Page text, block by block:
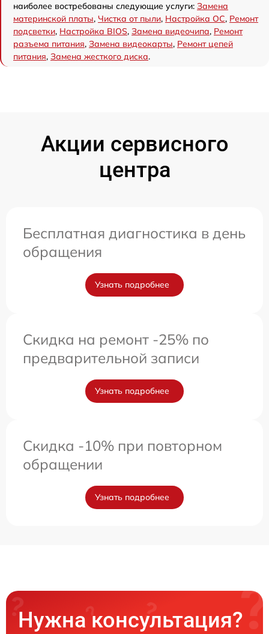
наиболее востребованы следующие услуги: Замена
материнской платы, Чистка от пыли, Настройка ОС, Ремонт
подсветки, Настройка BIOS, Замена видеочипа, Ремонт
разъема питания, Замена видеокарты, Ремонт цепей
питания, Замена жесткого диска.
Акции сервисного
центра
Бесплатная диагностика в день
обращения
Узнать подробнее
Скидка на ремонт -25% по
предварительной записи
Узнать подробнее
Скидка -10% при повторном
обращении
Узнать подробнее
Нужна консультация?